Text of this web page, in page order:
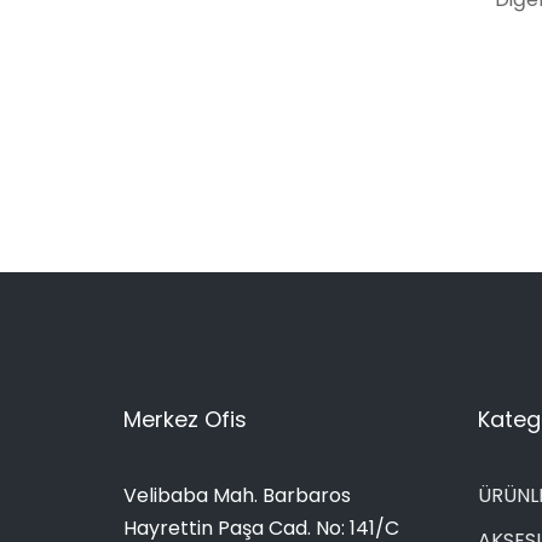
Merkez Ofis
Velibaba Mah. Barbaros
Hayrettin Paşa Cad. No: 141/C